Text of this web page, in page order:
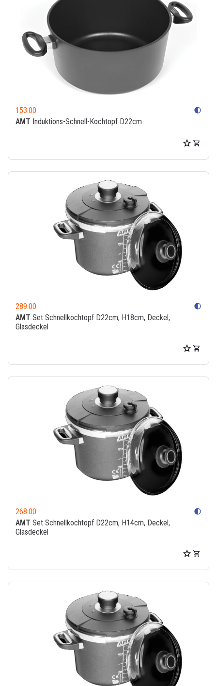
153.00 contrast
AMT Induktions-Schnell-Kochtopf D22cm
289.00 contrast
AMT Set Schnellkochtopf D22cm, H18cm, Deckel,
Glasdeckel
268.00 contrast
AMT Set Schnellkochtopf D22cm, H14cm, Deckel,
Glasdeckel